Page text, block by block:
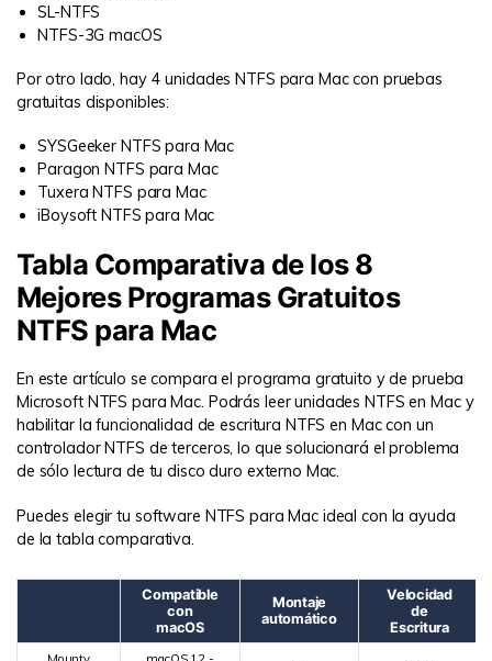
SL-NTFS
NTFS-3G macOS
Por otro lado, hay 4 unidades NTFS para Mac con pruebas
gratuitas disponibles:
SYSGeeker NTFS para Mac
Paragon NTFS para Mac
Tuxera NTFS para Mac
iBoysoft NTFS para Mac
Tabla Comparativa de los 8
Mejores Programas Gratuitos
NTFS para Mac
En este artículo se compara el programa gratuito y de prueba
Microsoft NTFS para Mac. Podrás leer unidades NTFS en Mac y
habilitar la funcionalidad de escritura NTFS en Mac con un
controlador NTFS de terceros, lo que solucionará el problema
de sólo lectura de tu disco duro externo Mac.
Puedes elegir tu software NTFS para Mac ideal con la ayuda
de la tabla comparativa.
Compatible
con
macOS
Montaje
automático
Velocidad
de
Escritura